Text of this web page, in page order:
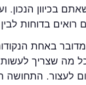
בכיוון הנכון.
בדוחות
באחת
מה שצריך לעשות,
לעצור.